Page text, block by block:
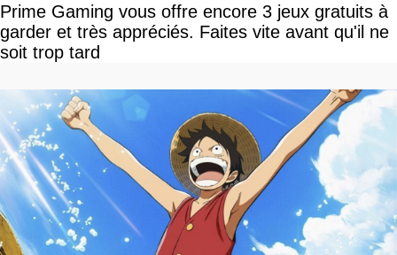
Prime Gaming vous offre encore 3 jeux gratuits à
garder et très appréciés. Faites vite avant qu'il ne
soit trop tard